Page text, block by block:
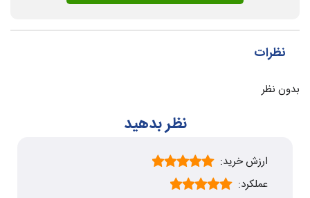
نظرات
بدون نظر
نظر بدهید
ارزش خرید:
عملکرد: